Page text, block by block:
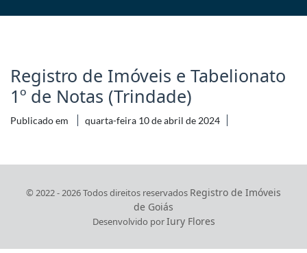
Registro de Imóveis e Tabelionato
1º de Notas (Trindade)
Publicado em quarta-feira 10 de abril de 2024
© 2022 - 2026 Todos direitos reservados Registro de Imóveis
de Goiás
Desenvolvido porIury Flores